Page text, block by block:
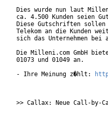
Dies wurde nun laut
ca. 4.500 Kunden seien
Diese Gutschriften sollen
Telekom an die Kunden
sich das Unternehmen bei
Die Milleni.com GmbH
01073 und 01049 an.
- Ihre Meinung z�hlt:
>> Callax: Neue Call-by-